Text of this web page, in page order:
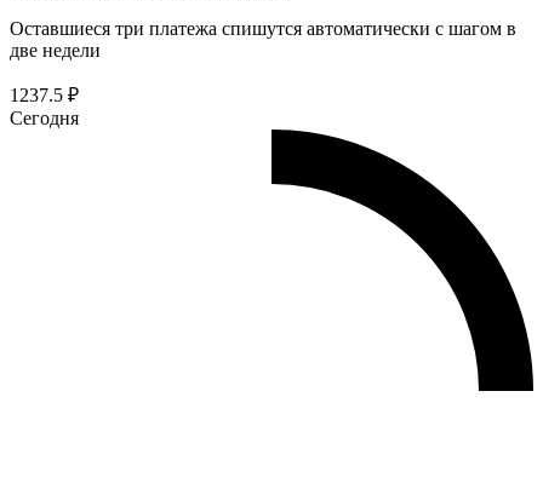
Оставшиеся три платежа спишутся автоматически с шагом в
две недели
1237.5 ₽
Сегодня